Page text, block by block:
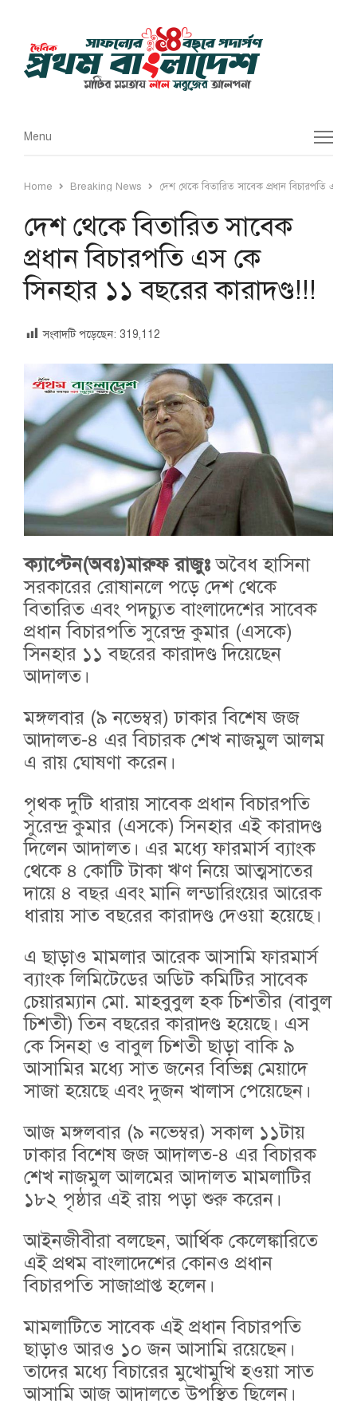
Menu
Menu
Home Breaking News দেশ থেকে বিতারিত সাবেক প্রধান বিচারপতি এস
দেশ থেকে বিতারিত সাবেক
প্রধান বিচারপতি এস কে
সিনহার ১১ বছরের কারাদণ্ড!!!
সংবাদটি পড়েছেন: 319,112
ক্যাপ্টেন(অবঃ)মারুফ রাজুঃঅবৈধ হাসিনা
সরকারের রোষানলে পড়ে দেশ থেকে
বিতারিত এবং পদচ্যুত বাংলাদেশের সাবেক
প্রধান বিচারপতি সুরেন্দ্র কুমার (এসকে)
সিনহার ১১ বছরের কারাদণ্ড দিয়েছেন
আদালত।
মঙ্গলবার (৯ নভেম্বর) ঢাকার বিশেষ জজ
আদালত-৪ এর বিচারক শেখ নাজমুল আলম
এ রায় ঘোষণা করেন।
পৃথক দুটি ধারায় সাবেক প্রধান বিচারপতি
সুরেন্দ্র কুমার (এসকে) সিনহার এই কারাদণ্ড
দিলেন আদালত। এর মধ্যে ফারমার্স ব্যাংক
থেকে ৪ কোটি টাকা ঋণ নিয়ে আত্মসাতের
দায়ে ৪ বছর এবং মানি লন্ডারিংয়ের আরেক
ধারায় সাত বছরের কারাদণ্ড দেওয়া হয়েছে।
এ ছাড়াও মামলার আরেক আসামি ফারমার্স
ব্যাংক লিমিটেডের অডিট কমিটির সাবেক
চেয়ারম্যান মো. মাহবুবুল হক চিশতীর (বাবুল
চিশতী) তিন বছরের কারাদণ্ড হয়েছে। এস
কে সিনহা ও বাবুল চিশতী ছাড়া বাকি ৯
আসামির মধ্যে সাত জনের বিভিন্ন মেয়াদে
সাজা হয়েছে এবং দুজন খালাস পেয়েছেন।
আজ মঙ্গলবার (৯ নভেম্বর) সকাল ১১টায়
ঢাকার বিশেষ জজ আদালত-৪ এর বিচারক
শেখ নাজমুল আলমের আদালত মামলাটির
১৮২ পৃষ্ঠার এই রায় পড়া শুরু করেন।
আইনজীবীরা বলছেন, আর্থিক কেলেঙ্কারিতে
এই প্রথম বাংলাদেশের কোনও প্রধান
বিচারপতি সাজাপ্রাপ্ত হলেন।
মামলাটিতে সাবেক এই প্রধান বিচারপতি
ছাড়াও আরও ১০ জন আসামি রয়েছেন।
তাদের মধ্যে বিচারের মুখোমুখি হওয়া সাত
আসামি আজ আদালতে উপস্থিত ছিলেন।